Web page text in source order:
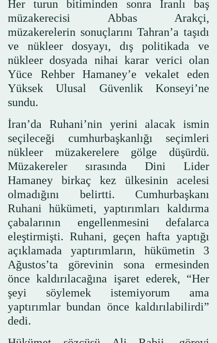
Her turun bitiminden sonra İranlı baş
müzakerecisi Abbas Arakçi,
müzakerelerin sonuçlarını Tahran’a taşıdı
ve nükleer dosyayı, dış politikada ve
nükleer dosyada nihai karar verici olan
Yüce Rehber Hamaney’e vekalet eden
Yüksek Ulusal Güvenlik Konseyi’ne
sundu.
İran’da Ruhani’nin yerini alacak ismin
seçileceği cumhurbaşkanlığı seçimleri
nükleer müzakerelere gölge düşürdü.
Müzakereler sırasında Dini Lider
Hamaney birkaç kez ülkesinin acelesi
olmadığını belirtti. Cumhurbaşkanı
Ruhani hükümeti, yaptırımları kaldırma
çabalarının engellenmesini defalarca
eleştirmişti. Ruhani, geçen hafta yaptığı
açıklamada yaptırımların, hükümetin 3
Ağustos’ta görevinin sona ermesinden
önce kaldırılacağına işaret ederek, “Her
şeyi söylemek istemiyorum ama
yaptırımlar bundan önce kaldırılabilirdi”
dedi.